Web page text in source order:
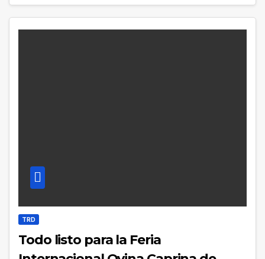
TRD
Todo listo para la Feria